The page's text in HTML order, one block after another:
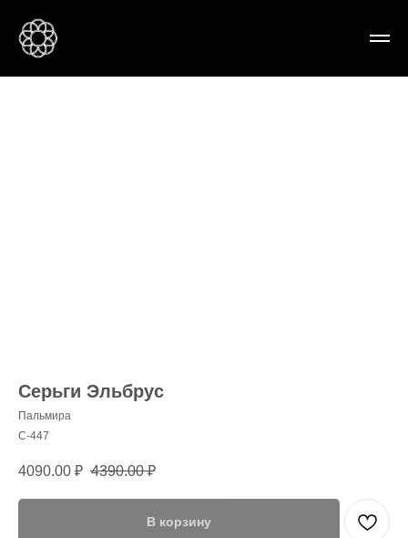
Серьги Эльбрус
Пальмира
С-447
4090.00 ₽ 4390.00 ₽
В корзину